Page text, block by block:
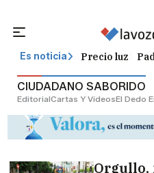
Es noticia Precio luz
CIUDADANO SABORIDO
EditorialCartas Y VídeosEl Dedo
Orgullo,